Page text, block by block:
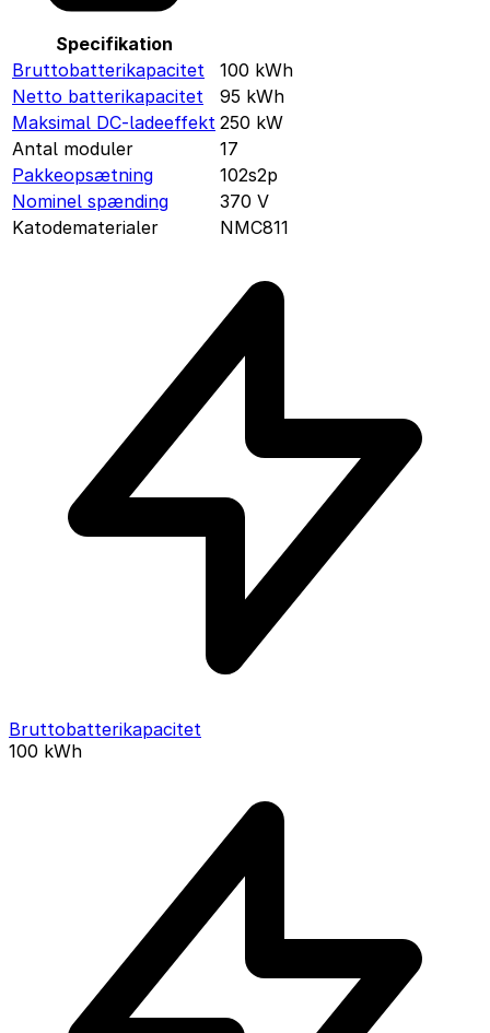
Specifikation
Bruttobatterikapacitet 100 kWh
Netto batterikapacitet
95 kWh
Maksimal DC-ladeeffekt 250 kW
Antal moduler
17
Pakkeopsætning
102s2p
Nominel spænding
370 V
Katodematerialer
NMC811
Bruttobatterikapacitet
100 kWh